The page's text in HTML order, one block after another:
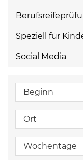
Speziell für
Social Media
Beginn
Ort
Wochentage